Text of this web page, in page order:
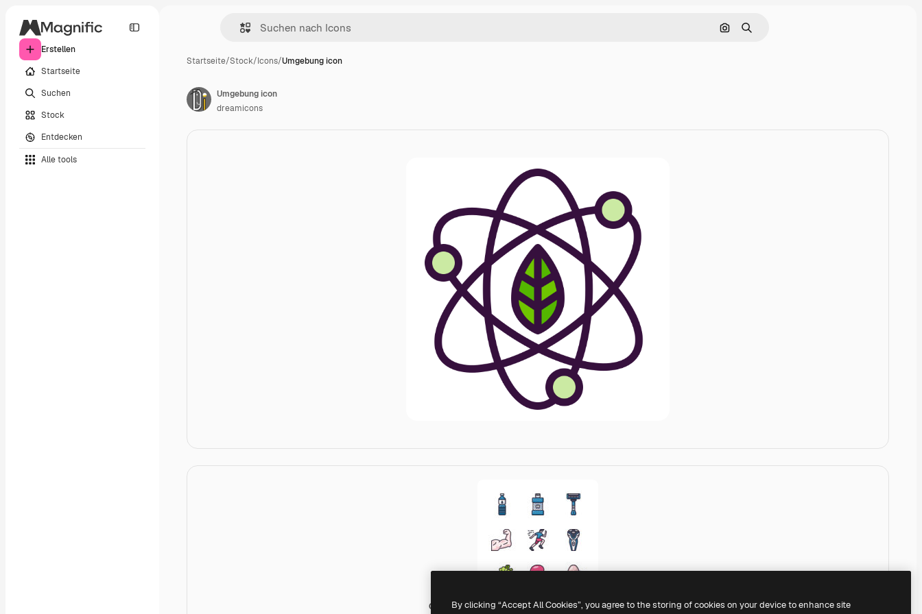
Erstellen
Startseite
Suchen
Stock
Entdecken
Alle tools
Nach Bild suchen
Suchen
Startseite/Stock/Icons/Umgebung icon
Generic color lineal-color
Umgebung icon
dreamicons
By clicking “Accept All Cookies”, you agree to the storing of cookies on your device to enhance site